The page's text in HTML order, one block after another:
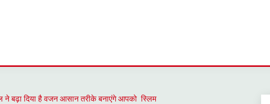
ने बढ़ा दिया है वजन आसान तरीके बनाएंगे आपको स्लिम